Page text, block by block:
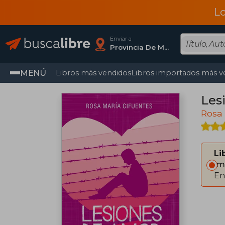
Enviar a
Provincia De Madrid
MENÚ Libros más vendidosLibros importados más